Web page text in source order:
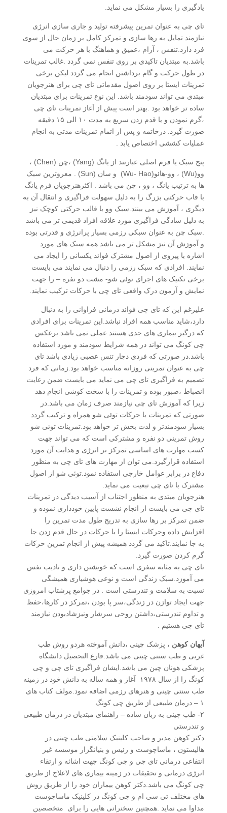
یادگیری را بسیار مشکل می نماید.
تای چی به عنوان تمرین پیشرفته تولید و جاری سازی انرژی
نیازمند تمایل به رها سازی و تمرکز کامل بر زمان حال از سوی
فرد دارد.تنفس ، آرام ،عمیق و هماهنگ با هر حرکت می
باشد.به مبتدیان تاکیدی بر روی تنفس نمی گردد .غالب تمرینات
در طول حرکت و گام برداشتن انجام می گردد لیکن برخی
تمرینات ایستا بر روی اصول مقدماتی تای چی برای هنرجویان
مبتدی می تواند سودمند باشد. این نوع تمرینات برای مبتدیان
ساده تر خواهد بود .بهتر است پیش از آغاز تمرینات تای چی
،گرم نمودن و یا قدم زدن سریع به مدت ۱۰ الی ۱۵ دقیقه
صورت گیرد. درخاتمه و پس از اتمام تمرینات مدتی به انجام
عملیات کششی اختصاص یابد .
پنج سبک یا فرم اصلی عبارتند از یانگ (Yang) ،چن (Chen) ،
وو(Wu) ، وو-هائو(Wu- Hao) و سان (Sun) . معروترین سبک
ها به ترتیب یانگ ، وو ، چن می باشد . اکثرهنرجویان فرم یانگ
با قاب حرکتی بزرگ را به دلیل سهولت فراگیری و انتقال آن به
دیگری ، آموزش می بینند.سبک وو با قالب حرکتی کوچک نیز
به دلیل سادگی فراگیری مورد علاقه افراد قدیمی تر می باشد
.سبک چن به عنوان سبکی رزمی بسیار پرانرژی و قدرتی بوده
و آموزش آن نیز مشکل تر می باشد.همه سبک های مورد
اشاره با پیروی از اصول مشترک فوائد یکسانی را ایجاد می
نمایند. افرادی که سبک رزمی را دنبال می نمایند می بایست
برخی تکنیک های اجرای توئی شو- مشت دو نفره – را جهت
نمایش و آزمون درک واقعی تای چی با حرکات ترکیب نمایند.
علیرغم این که تای چی فوائد درمانی فراوانی را به دنبال
دارد،شاید مناسب همه افراد نباشد.این تمرینات برای افرادی
که درگیر بیماری های جدی هستند عملی نمی باشد.برعکس
چی کونگ می تواند در همه شرایط سودمند و مورد استفاده
باشد.در صورتی که فردی دچار تنس عصبی زیادی باشد تای
چی به عنوان تمرینی روزانه مناسب خواهد بود.زمانی که فرد
تصمیم به فراگیری تای چی می نماید می بایست ضمن رعایت
انضباط ،صبور بوده و تمرینات را با سخت کوشی انجام دهد
زیرا که آموزش تای چی نیازمند صرف زمان می باشد.در
صورتی که تمرینات با حرکات توئی شو همراه و ترکیب گردد
بسیار سودمندتر و لذت بخش تر خواهد بود.تمرینات توئی شو
روش تمرینی دو نفره و مشترکی است که می تواند جهت
کسب مهارت های اساسی تمرکز بر انرژی و هدایت آن مورد
استفاده قرارگیرد.می توان از مهارت های تای چی به منظور
دفاع در برابر عوامل خارجی استفاده نمود.توئی شو از اصول
مشترک با تای چی تبعیت می نماید.
هنرجویان مبتدی به منظور اجتناب از آسیب دیدگی در تمرینات
تای چی می بایست از انجام نشست پایین خودداری نموده و
ضمن تمرکز بر رها سازی به تدریج طول مدت تمرین را
افزایش داده وحرکات ایستا را با حرکات در حال قدم زدن جا
به جا نمایند.تاکید می گردد همیشه پیش از انجام تمرین حرکات
گرم کردن صورت گیرد.
تای چی به مثابه سفری است که خویشتن داری و تادیب نفس
می آموزد.سبک زندگی است و نوعی هوشیاری همیشگی
نسبت به سلامت و تندرستی است . در جوامع پرشتاب امروزی
جهت ایجاد توازن در زندگی،سر پا بودن ،تمرکز در کارها،حفظ
و تداوم تندرستی،داشتن روحی سرشار ونیزشادبودن نیازمند
تای چی هستیم .
آیهان کوهن ، پزشک چینی ،دانش آموخته هردو روش طب
غربی و طب سنتی چینی می باشد.فارغ التحصیل دانشگاه
پزشکی هونان چین می باشد.ایشان فراگیری تای چی و چی
کونگ را از سال ۱۹۷۸ آغاز و همه ساله به دانش خود در زمینه
طب سنتی چینی و هنرهای رزمی اضافه نمود.مولف کتاب های
۱ – درمان طبیعی از طریق چی کونگ
۲- طب چینی به زبان ساده – راهنمای مبتدیان در درمان طبیعی
و تندرستی
دکتر کوهن مدیر و صاحب کلینیک سلامتی طب چینی در
هالیستون ، ماساچوست و رئیس و بنیانگزار موسسه غیر
انتفاعی درمانی تای چی و چی کونگ جهت اشائه و ارتقاء
انرژی درمانی و تحقیقات در زمینه بیماری های لاعلاج از طریق
چی کونگ می باشد.دکتر کوهن بیماران خود را از طریق روش
های مختلف تی سی ام و چی کونگ در کلینیک ماساچوست
مداوا می نماید .همچنین سخنرانی هایی را برای متخصصین